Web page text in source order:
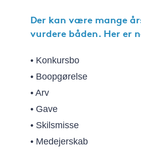
Der kan være mange
vurdere båden. Her er
• Konkursbo
• Boopgørelse
• Arv
• Gave
• Skilsmisse
• Medejerskab